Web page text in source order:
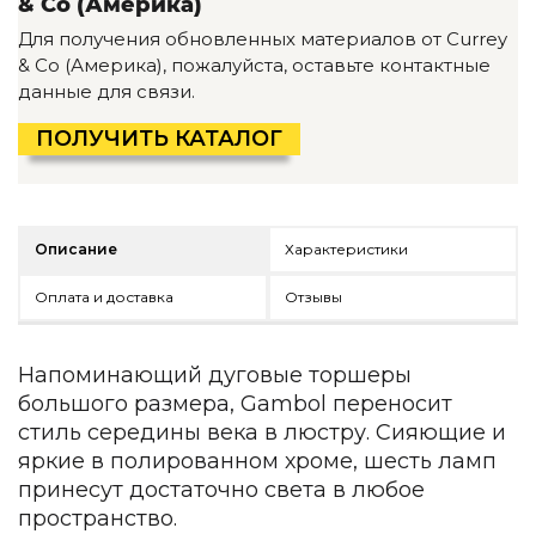
Детская мебель
Уличная и садовая мебель
Фитнес и wellness-оборудование
Коллекции
ROOM — Modern
INTERRA — Soft Modern
Все коллекции мебели
По типу
Для кухни
Предметы интерьера
Зеркала
Вентиляторы
Ковры
Для получения обновленных материалов от Currey
& Co (Америка), пожалуйста, оставьте контактные
данные для связи.
ПОЛУЧИТЬ КАТАЛОГ
Описание Характеристики
Оплата и доставка Отзывы
Напоминающий дуговые торшеры
большого размера, Gambol переносит
стиль середины века в люстру. Сияющие и
яркие в полированном хроме, шесть ламп
принесут достаточно света в любое
пространство.